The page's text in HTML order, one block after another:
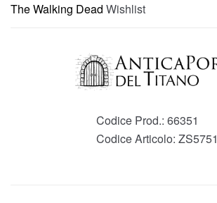
The Walking Dead Wishlist
Codice Prod.: 66351
Codice Articolo: ZS5751